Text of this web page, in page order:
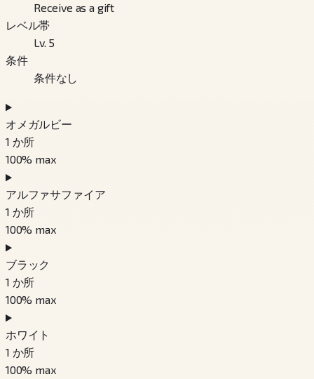
Receive as a gift
レベル帯
Lv. 5
条件
条件なし
オメガルビー
1 か所
100% max
アルファサファイア
1 か所
100% max
ブラック
1 か所
100% max
ホワイト
1 か所
100% max